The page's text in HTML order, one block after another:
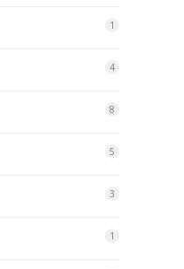
1
4
8
5
3
1